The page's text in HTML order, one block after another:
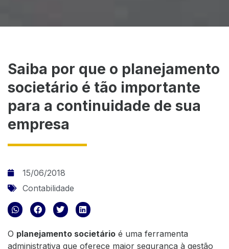
Saiba por que o planejamento
societário é tão importante
para a continuidade de sua
empresa
15/06/2018
Contabilidade
O planejamento societário é uma ferramenta
administrativa que oferece maior segurança à gestão